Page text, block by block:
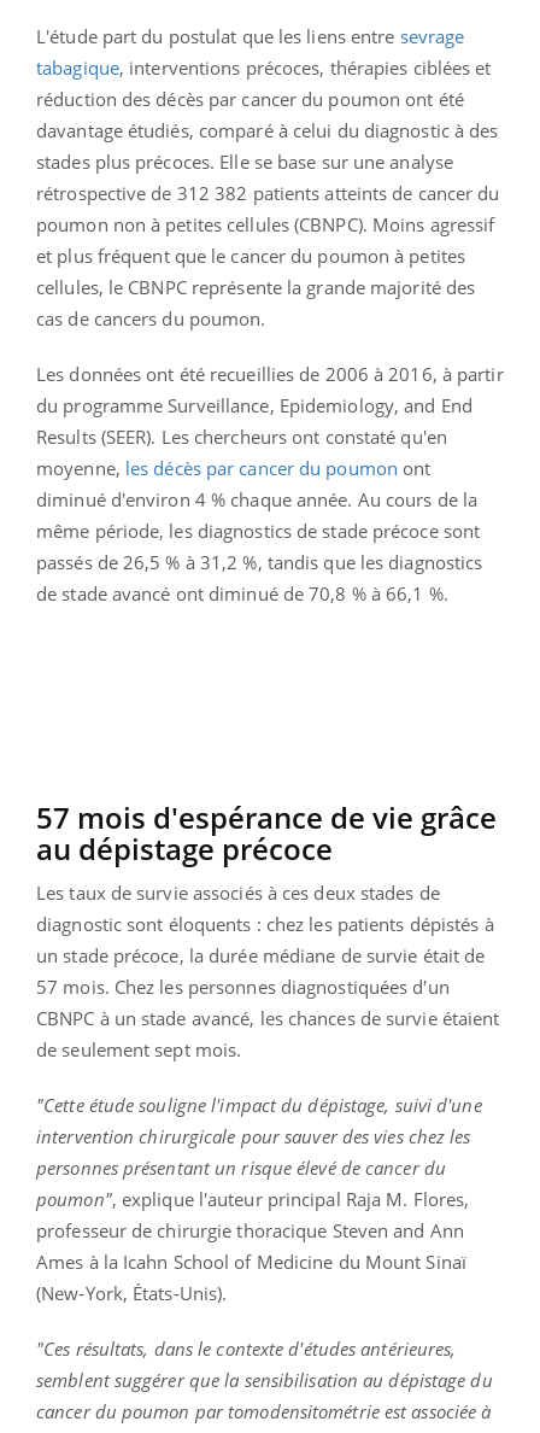
L'étude part du postulat que les liens entre sevrage
tabagique, interventions précoces, thérapies ciblées et
réduction des décès par cancer du poumon ont été
davantage étudiés, comparé à celui du diagnostic à des
stades plus précoces. Elle se base sur une analyse
rétrospective de 312 382 patients atteints de cancer du
poumon non à petites cellules(CBNPC). Moins agressif
et plus fréquent que le cancer du poumon à petites
cellules, le CBNPC représente la grande majorité des
cas de cancers du poumon.
Les données ont été recueillies de 2006 à 2016, à partir
du programme Surveillance, Epidemiology, and End
Results (SEER). Les chercheurs ont constaté qu'en
moyenne, les décès par cancer du poumon ont
diminué d'environ 4 % chaque année. Au cours de la
même période, les diagnostics de stade précoce sont
passés de 26,5 % à 31,2 %, tandis que les diagnostics
de stade avancé ont diminué de 70,8 % à 66,1 %.
57 mois d'espérance de vie grâce
au dépistage précoce
Les taux de survie associés à ces deux stades de
diagnostic sont éloquents : chez les patients dépistés à
un stade précoce, la durée médiane de survie était de
57 mois. Chez les personnes diagnostiquées d'un
CBNPC à un stade avancé, les chances de survie étaient
de seulement sept mois.
"Cette étude souligne l'impact du dépistage, suivi d'une
intervention chirurgicale pour sauver des vies chez les
personnes présentant un risque élevé de cancer du
poumon", explique l'auteur principal Raja M. Flores,
professeur de chirurgie thoracique Steven and Ann
Ames à la Icahn School of Medicine du Mount Sinaï
(New-York, États-Unis).
"Ces résultats, dans le contexte d'études antérieures,
semblent suggérer que la sensibilisation au dépistage du
cancer du poumon par tomodensitométrie est associée à